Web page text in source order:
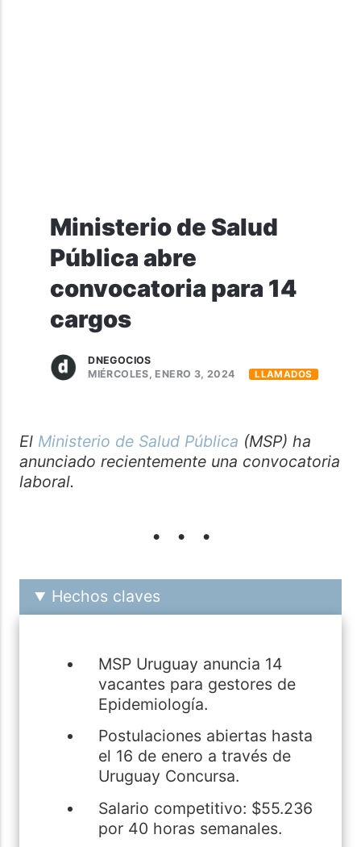
Ministerio de Salud
Pública abre
convocatoria para 14
cargos
DNEGOCIOS
MIÉRCOLES, ENERO 3, 2024
LLAMADOS
El Ministerio de Salud Pública (MSP) ha
anunciado recientemente una convocatoria
laboral.
Hechos claves
MSP Uruguay anuncia 14
vacantes para gestores de
Epidemiología.
Postulaciones abiertas hasta
el 16 de enero a través de
Uruguay Concursa.
Salario competitivo: $55.236
por 40 horas semanales.